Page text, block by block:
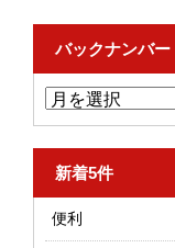
バックナンバー
新着5件
便利